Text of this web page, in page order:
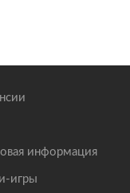
информация
игры